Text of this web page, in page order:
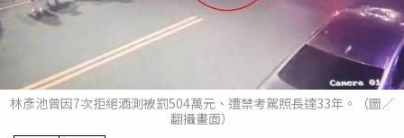
林彥池曾因7次拒絕酒測被罰504萬元、遭禁考駕照長達33年。（圖／
翻攝畫面）